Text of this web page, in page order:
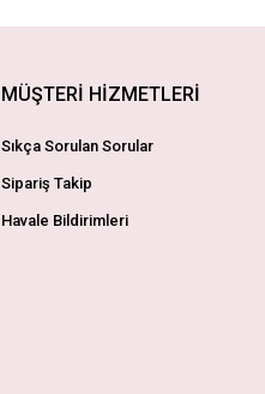
MÜŞTERİ HİZMETLERİ
Sıkça Sorulan Sorular
Sipariş Takip
Havale Bildirimleri